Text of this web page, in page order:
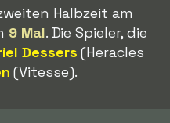
Halbzeit am
9 Mal. Die Spieler, die
Dessers (Heracles
(Vitesse).